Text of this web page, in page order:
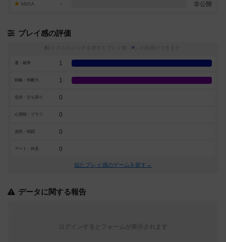
1点の人 - 非公開
プレイ感の評価
※
運・確率 1
戦略・判断力 1
交渉・立ち回り 0
心理戦・ブラフ 0
攻防・戦闘 0
アート・外見 0
似たプレイ感のゲームを探す→
データに関する報告